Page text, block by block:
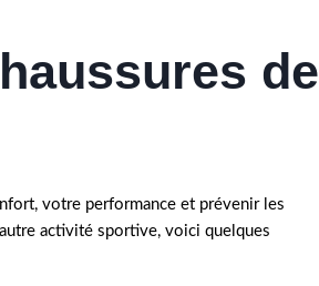
de
votre performance et prévenir les
activité sportive, voici quelques